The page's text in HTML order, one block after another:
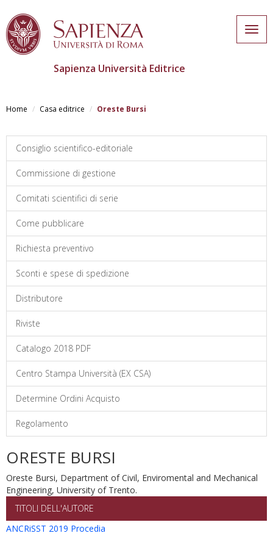
contenuto
Sapienza Università Editrice
Home Casa editrice Oreste Bursi
Consiglio scientifico-editoriale
Commissione di gestione
Comitati scientifici di serie
Come pubblicare
Richiesta preventivo
Sconti e spese di spedizione
Distributore
Riviste
Catalogo 2018 PDF
Centro Stampa Università (EX CSA)
Determine Ordini Acquisto
Regolamento
ORESTE BURSI
Oreste Bursi, Department of Civil, Enviromental and Mechanical
Engineering, University of Trento.
TITOLI DELL'AUTORE
ANCRiSST 2019 Procedia